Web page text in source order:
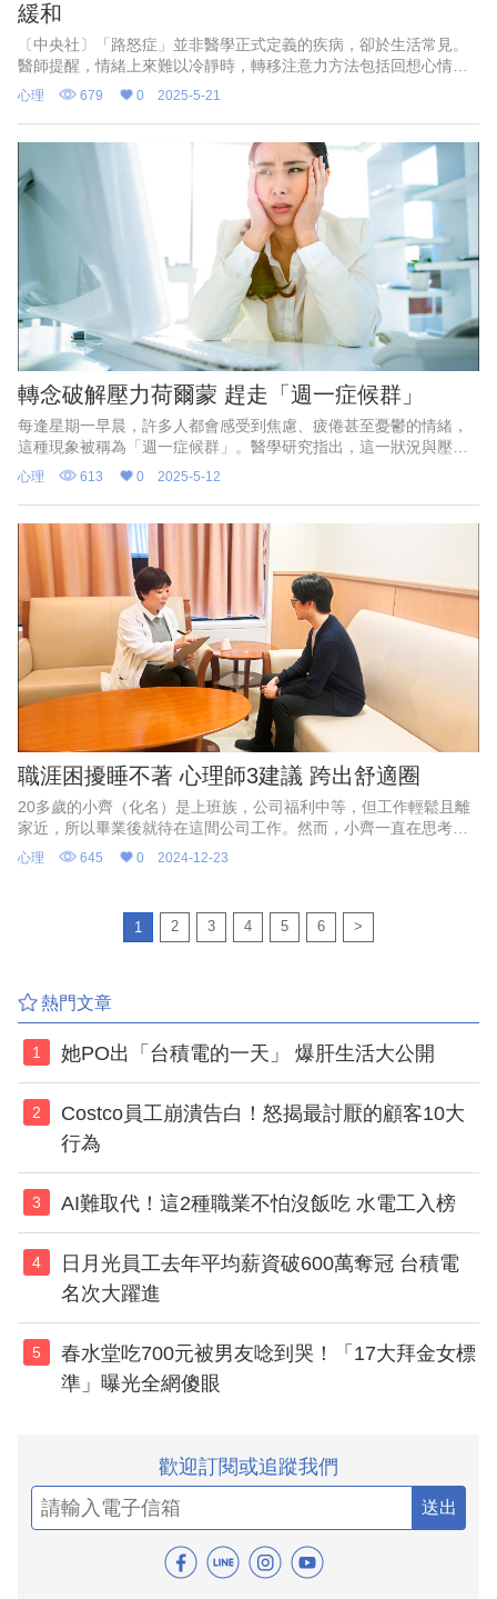
緩和
〔中央社〕「路怒症」並非醫學正式定義的疾病，卻於生活常見。
醫師提醒，情緒上來難以冷靜時，轉移注意力方法包括回想心情好
的一面、深呼吸等，讓內生性煞車系統活躍，有助情緒緩和。
心理 679 0 2025-5-21
轉念破解壓力荷爾蒙 趕走「週一症候群」
每逢星期一早晨，許多人都會感受到焦慮、疲倦甚至憂鬱的情緒，
這種現象被稱為「週一症候群」。醫學研究指出，這一狀況與壓力
荷爾蒙—皮質醇（Cortisol）濃度的升高密切相關。當人們從週末的
極度放鬆進入為期5天的工作週，心理上的巨大反差往往導致皮質醇
的大量釋放，使身體產生強烈的壓力感。
心理 613 0 2025-5-12
職涯困擾睡不著 心理師3建議 跨出舒適圈
20多歲的小齊（化名）是上班族，公司福利中等，但工作輕鬆且離
家近，所以畢業後就待在這間公司工作。然而，小齊一直在思考要
不要換工作。因為他對公司沒有不滿，工作也能勝任，只是覺得好
像沒有辦法學習到更多事物，且以目前職位來說，薪水沒有提升空
友建議他尋求諮商，以釐清問題。
心理 645 0 2024-12-23
1 2 3 4 5 6 >
熱門文章
1 她PO出「台積電的一天」 爆肝生活大公開
2
Costco員工崩潰告白！怒揭最討厭的顧客10大
行為
3 AI難取代！這2種職業不怕沒飯吃 水電工入榜
4
日月光員工去年平均薪資破600萬奪冠 台積電
名次大躍進
5
春水堂吃700元被男友唸到哭！「17大拜金女標
準」曝光全網傻眼
歡迎訂閱或追蹤我們
送出